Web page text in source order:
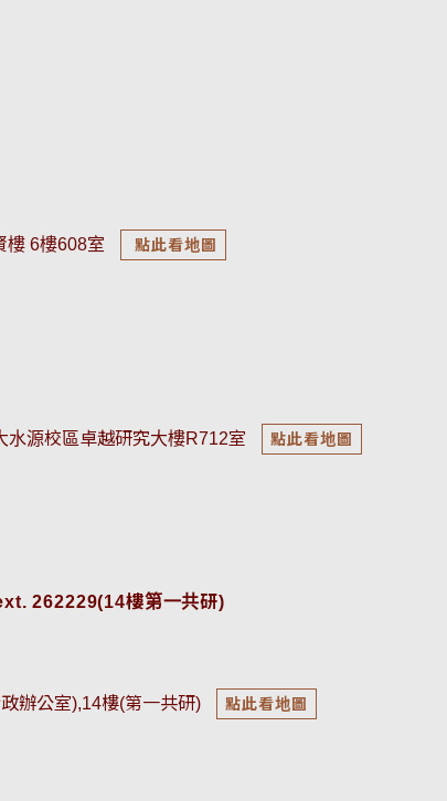
樓 6樓608室
點此看地圖
水源校區卓越研究大樓R712室
點此看地圖
262229(14樓第一共研)
辦公室),14樓(第一共研)
點此看地圖